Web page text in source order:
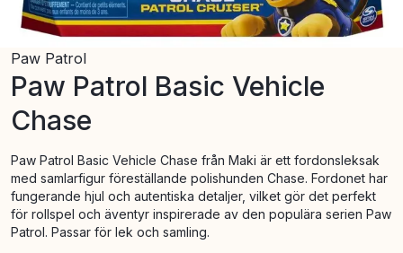
Paw Patrol
Paw Patrol Basic Vehicle
Chase
Paw Patrol Basic Vehicle Chase från Maki är ett fordonsleksak
med samlarfigur föreställande polishunden Chase. Fordonet har
fungerande hjul och autentiska detaljer, vilket gör det perfekt
för rollspel och äventyr inspirerade av den populära serien Paw
Patrol. Passar för lek och samling.